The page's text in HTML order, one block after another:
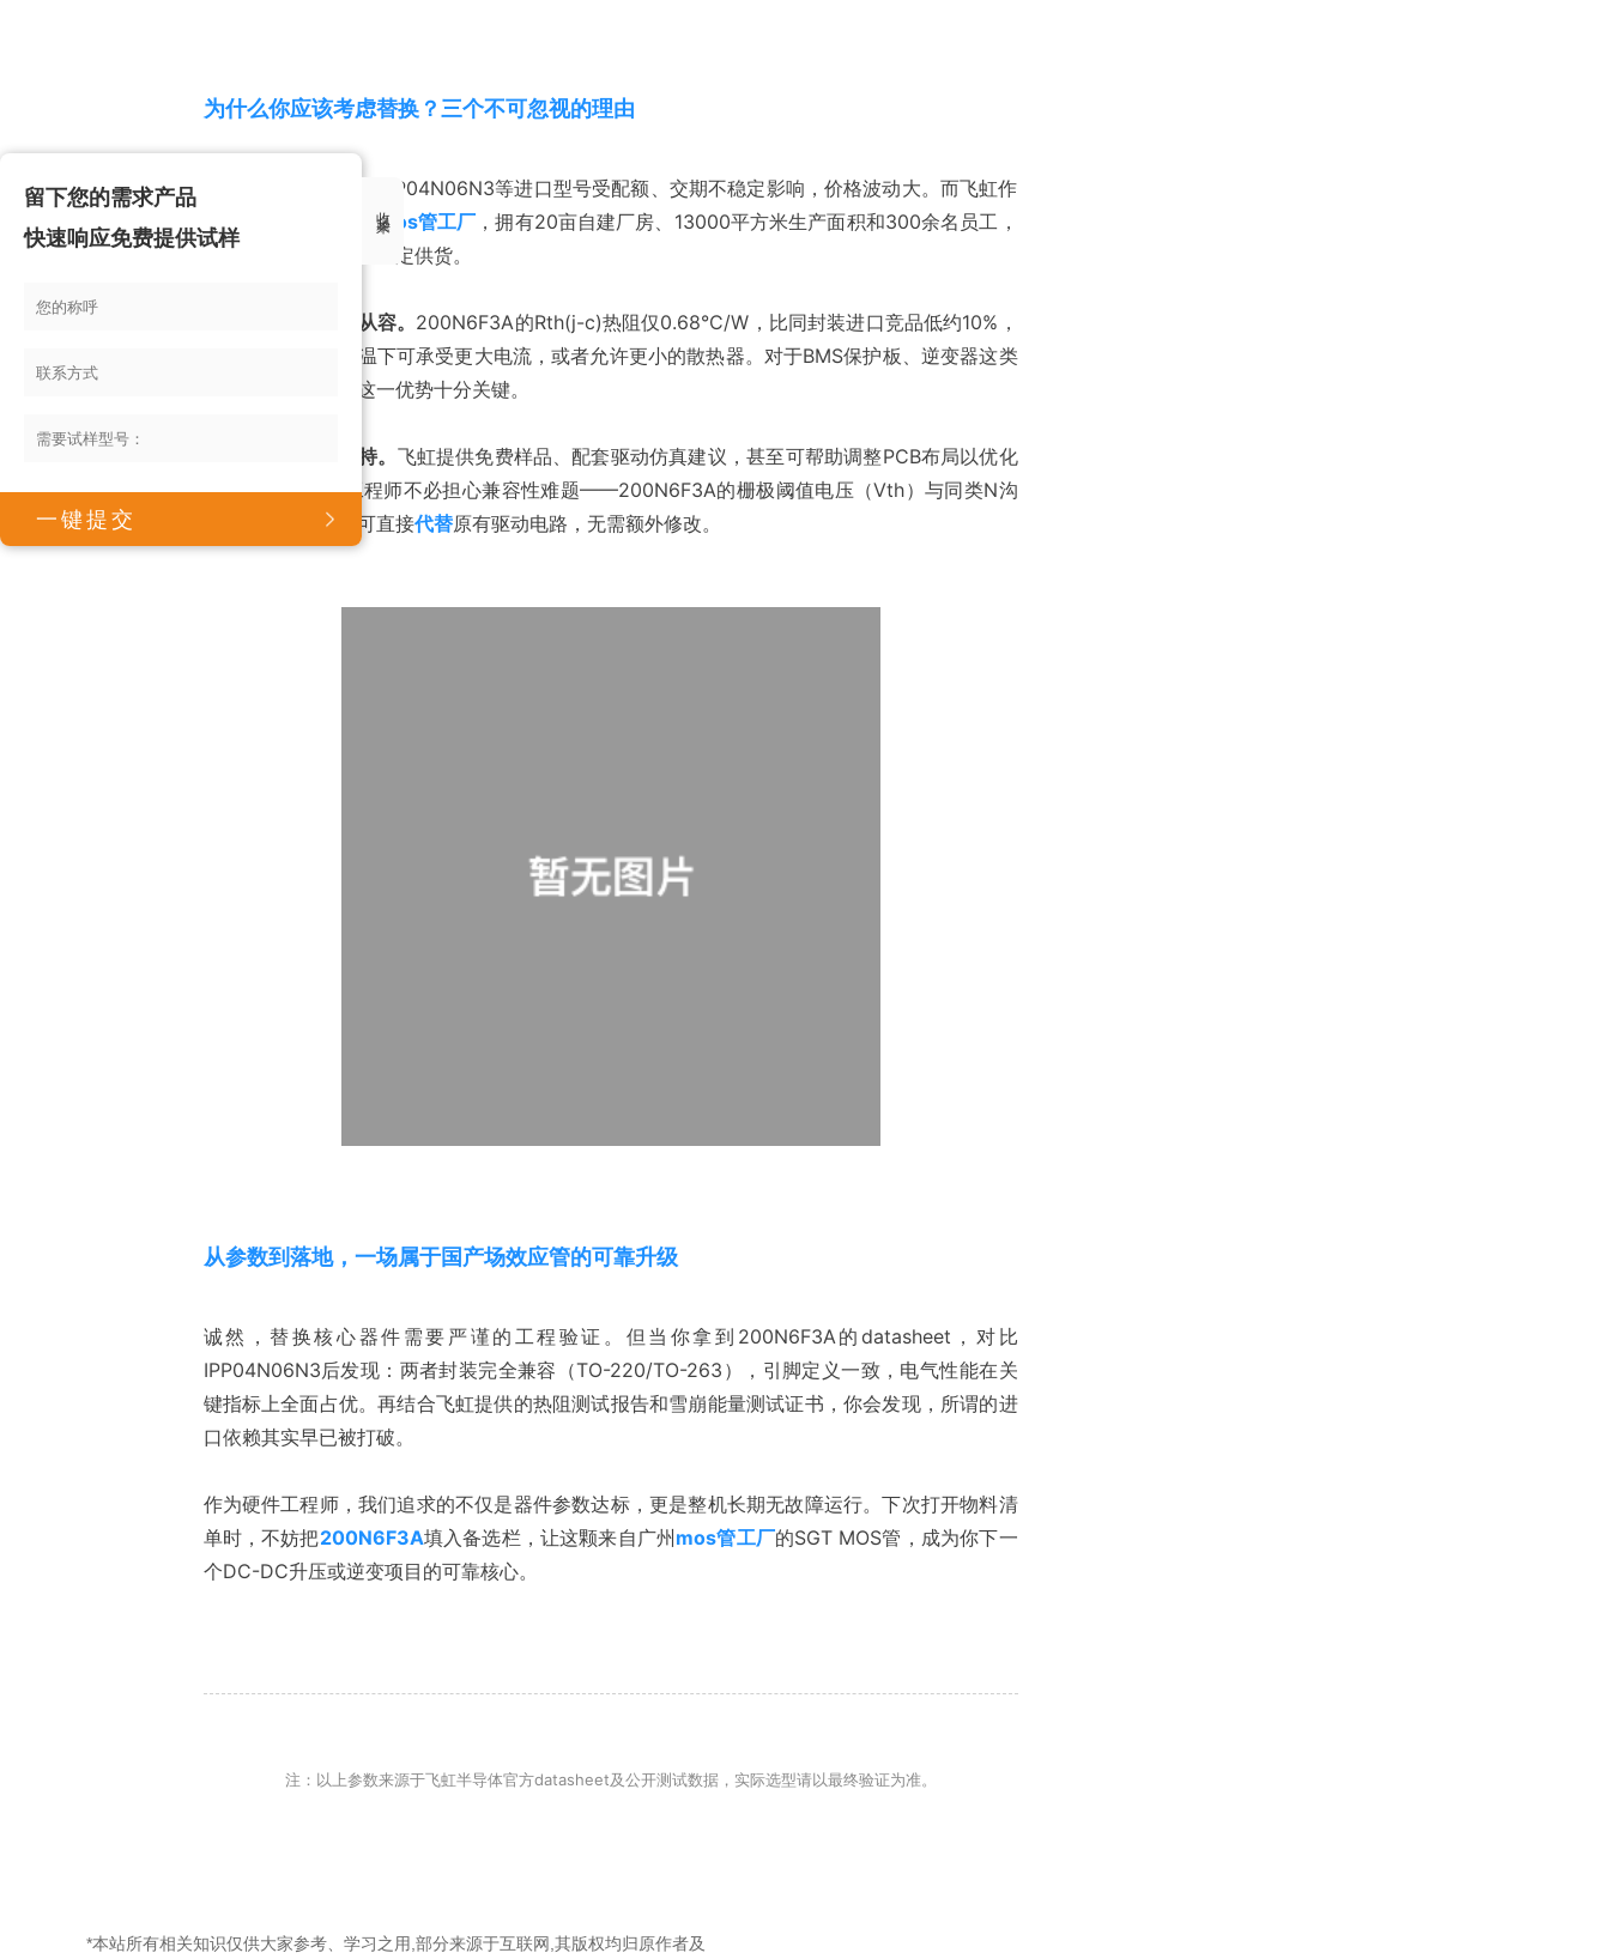
为什么你应该考虑替换？三个不可忽视的理由
IPP04N06N3等进口型号受配额、交期不稳定影响，价格波动大。而飞虹作
为深耕广州保税区的mos管工厂 ，拥有20亩自建厂房、13000平方米生产面积和300余名员工，
月产能充沛，可确保稳定供货。
第二，参数冗余更从容。 200N6F3A的Rth(j-c)热阻仅0.68°C/W，比同封装进口竞品低约10%，
这意味着在相同壳温下可承受更大电流，或者允许更小的散热器。对于BMS保护板、逆变器这类
对热敏感的场景，这一优势十分关键。
第三，全套技术支持。 飞虹提供免费样品、配套驱动仿真建议，甚至可帮助调整PCB布局以优化
EMC表现。电子工程师不必担心兼容性难题——200N6F3A的栅极阈值电压（Vth）与同类N沟
道SGT产品一致，可直接代替原有驱动电路，无需额外修改。
从参数到落地，一场属于国产场效应管的可靠升级
诚然，替换核心器件需要严谨的工程验证。但当你拿到200N6F3A的datasheet，对比
IPP04N06N3后发现：两者封装完全兼容（TO-220/TO-263），引脚定义一致，电气性能在关
键指标上全面占优。再结合飞虹提供的热阻测试报告和雪崩能量测试证书，你会发现，所谓的进
口依赖其实早已被打破。
作为硬件工程师，我们追求的不仅是器件参数达标，更是整机长期无故障运行。下次打开物料清
单时，不妨把200N6F3A填入备选栏，让这颗来自广州 mos管工厂的SGT MOS管，成为你下一
个DC-DC升压或逆变项目的可靠核心。
注：以上参数来源于飞虹半导体官方datasheet及公开测试数据，实际选型请以最终验证为准。
*本站所有相关知识仅供大家参考、学习之用,部分来源于互联网,其版权均归原作者及
留下您的需求产品
快速响应免费提供试样